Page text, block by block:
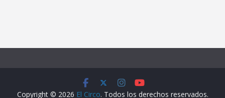
Copyright © 2026 El Circo. Todos los derechos reservados.